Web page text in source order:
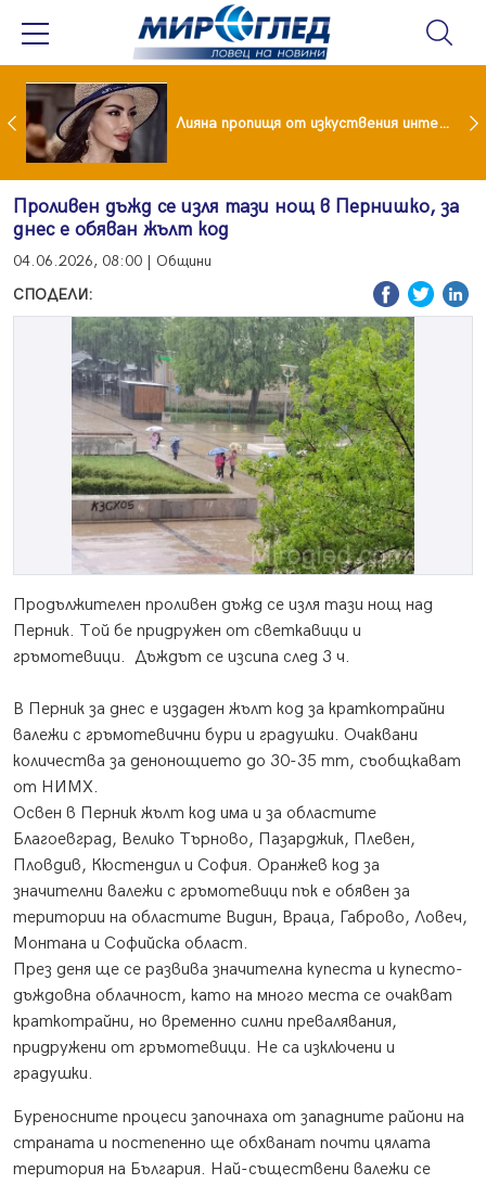
Популярен риалити герой заряза жена си заради друга Лияна пропищя от изкуствения интелект
Проливен дъжд се изля тази нощ в Пернишко, за
днес е обяван жълт код
04.06.2026, 08:00 | Общини
СПОДЕЛИ:
Продължителен проливен дъжд се изля тази нощ над
Перник. Той бе придружен от светкавици и
гръмотевици. Дъждът се изсипа след 3 ч.
В Перник за днес е издаден жълт код за краткотрайни
валежи с гръмотевични бури и градушки. Очаквани
количества за денонощието до 30-35 mm, съобщкават
от НИМХ.
Освен в Перник жълт код има и за областите
Благоевград, Велико Търново, Пазарджик, Плевен,
Пловдив, Кюстендил и София. Оранжев код за
значителни валежи с гръмотевици пък е обявен за
територии на областите Видин, Враца, Габрово, Ловеч,
Монтана и Софийска област.
През деня ще се развива значителна купеста и купесто-
дъждовна облачност, като на много места се очакват
краткотрайни, но временно силни превалявания,
придружени от гръмотевици. Не са изключени и
градушки.
Буреносните процеси започнаха от западните райони на
страната и постепенно ще обхванат почти цялата
територия на България. Най-съществени валежи се